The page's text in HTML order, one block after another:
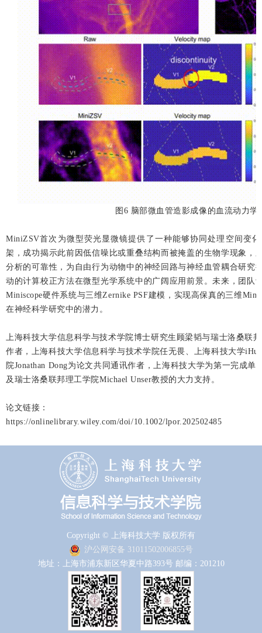
图6 脑部微血管造影成像的血流动力学
MiniZSV首次为微型荧光显微镜提供了一种能够协同处理空间变
架，成功揭示此前因低信噪比或重叠结构而被掩盖的生物学现象，
分析的可靠性，为自由行为动物中的神经回路与神经血管耦合研究
动的计算校正方法在微型光学系统中的广阔应用前景。未来，团队
Miniscope硬件系统与三维Zernike PSF建模，实现高保真的三维
在神经科学研究中的潜力。
上海科技大学信息科学与技术学院博士研究生顾梁韬与瑞士洛桑联
作者，上海科技大学信息科学与技术学院任无畏、上海科技大学
院Jonathan Dong为论文共同通讯作者，上海科技大学为第一完成
及瑞士洛桑联邦理工学院Michael Unser教授的大力支持。
论文链接：
https://onlinelibrary.wiley.com/doi/10.1002/lpor.202502485
Copyright © 上海科技大学 版权所有
沪公网安备 31011502006855号
地址：上海市浦东新区华夏中路393号 邮编：201210